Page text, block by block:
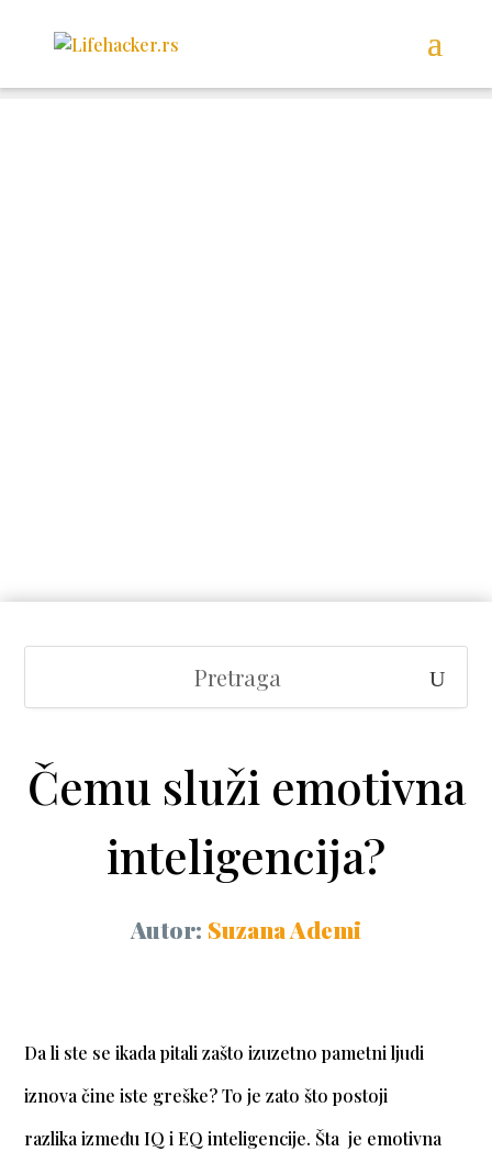
Čemu služi emotivna
inteligencija?
Autor: Suzana Ademi
Da li ste se ikada pitali zašto izuzetno pametni ljudi
iznova čine iste greške? To je zato što postoji
razlika između IQ i EQ inteligencije. Šta je emotivna